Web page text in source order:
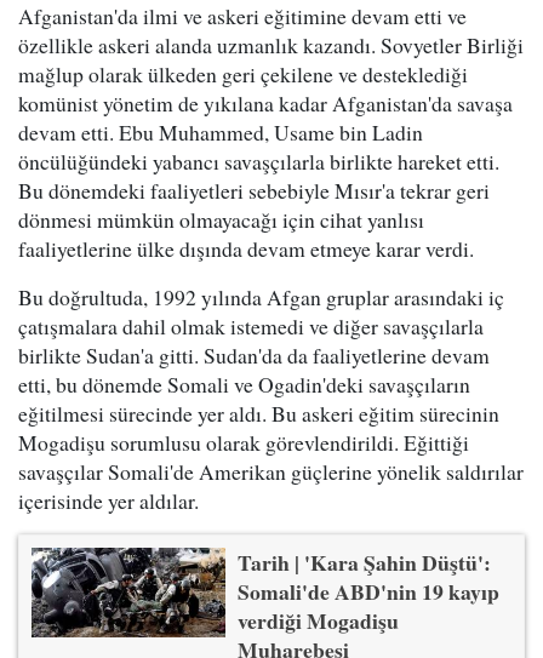
Afganistan'da ilmi ve askeri eğitimine devam etti ve
özellikle askeri alanda uzmanlık kazandı. Sovyetler Birliği
mağlup olarak ülkeden geri çekilene ve desteklediği
komünist yönetim de yıkılana kadar Afganistan'da savaşa
devam etti. Ebu Muhammed, Usame bin Ladin
öncülüğündeki yabancı savaşçılarla birlikte hareket etti.
Bu dönemdeki faaliyetleri sebebiyle Mısır'a tekrar geri
dönmesi mümkün olmayacağı için cihat yanlısı
faaliyetlerine ülke dışında devam etmeye karar verdi.
Bu doğrultuda, 1992 yılında Afgan gruplar arasındaki iç
çatışmalara dahil olmak istemedi ve diğer savaşçılarla
birlikte Sudan'a gitti. Sudan'da da faaliyetlerine devam
etti, bu dönemde Somali ve Ogadin'deki savaşçıların
eğitilmesi sürecinde yer aldı. Bu askeri eğitim sürecinin
Mogadişu sorumlusu olarak görevlendirildi. Eğittiği
savaşçılar Somali'de Amerikan güçlerine yönelik saldırılar
içerisinde yer aldılar.
Tarih | 'Kara Şahin Düştü':
Somali'de ABD'nin 19 kayıp
verdiği Mogadişu
Muharebesi